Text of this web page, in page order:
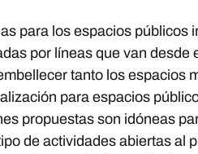
para los espacios públicos
por líneas que van desde
tanto los espacios
para espacios
propuestas son idóneas
de actividades abiertas al